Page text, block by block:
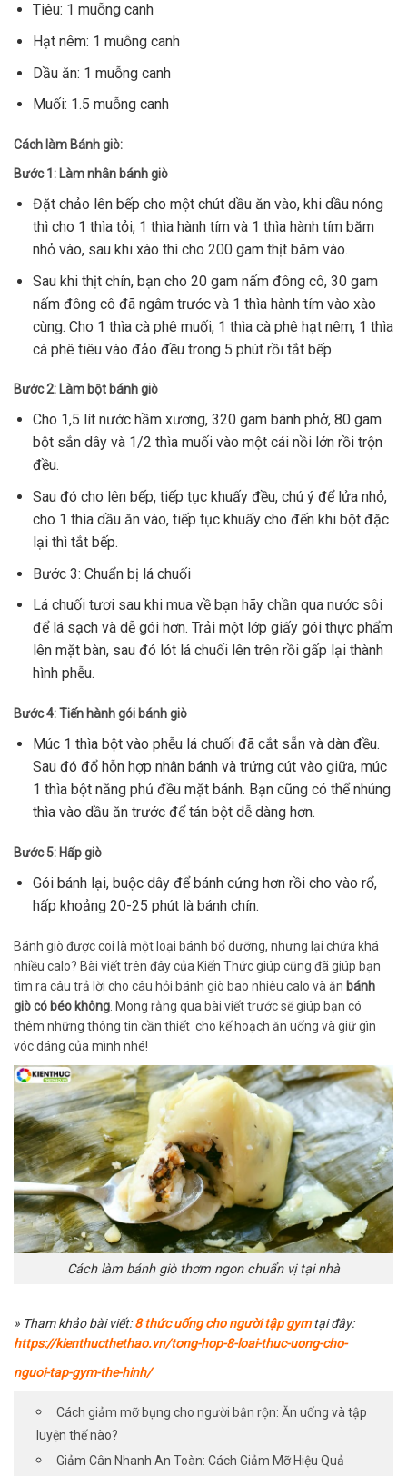
Tiêu: 1 muỗng canh
Hạt nêm: 1 muỗng canh
Dầu ăn: 1 muỗng canh
Muối: 1.5 muỗng canh
Cách làm Bánh giò:
Bước 1: Làm nhân bánh giò
Đặt chảo lên bếp cho một chút dầu ăn vào, khi dầu nóng
thì cho 1 thìa tỏi, 1 thìa hành tím và 1 thìa hành tím băm
nhỏ vào, sau khi xào thì cho 200 gam thịt băm vào.
Sau khi thịt chín, bạn cho 20 gam nấm đông cô, 30 gam
nấm đông cô đã ngâm trước và 1 thìa hành tím vào xào
cùng. Cho 1 thìa cà phê muối, 1 thìa cà phê hạt nêm, 1 thìa
cà phê tiêu vào đảo đều trong 5 phút rồi tắt bếp.
Bước 2: Làm bột bánh giò
Cho 1,5 lít nước hầm xương, 320 gam bánh phở, 80 gam
bột sắn dây và 1/2 thìa muối vào một cái nồi lớn rồi trộn
đều.
Sau đó cho lên bếp, tiếp tục khuấy đều, chú ý để lửa nhỏ,
cho 1 thìa dầu ăn vào, tiếp tục khuấy cho đến khi bột đặc
lại thì tắt bếp.
Bước 3: Chuẩn bị lá chuối
Lá chuối tươi sau khi mua về bạn hãy chần qua nước sôi
để lá sạch và dễ gói hơn. Trải một lớp giấy gói thực phẩm
lên mặt bàn, sau đó lót lá chuối lên trên rồi gấp lại thành
hình phễu.
Bước 4: Tiến hành gói bánh giò
Múc 1 thìa bột vào phễu lá chuối đã cắt sẵn và dàn đều.
Sau đó đổ hỗn hợp nhân bánh và trứng cút vào giữa, múc
1 thìa bột năng phủ đều mặt bánh. Bạn cũng có thể nhúng
thìa vào dầu ăn trước để tán bột dễ dàng hơn.
Bước 5: Hấp giò
Gói bánh lại, buộc dây để bánh cứng hơn rồi cho vào rổ,
hấp khoảng 20-25 phút là bánh chín.
Bánh giò được coi là một loại bánh bổ dưỡng, nhưng lại chứa khá
nhiều calo? Bài viết trên đây của Kiến Thức giúp cũng đã giúp bạn
tìm ra câu trả lời cho câu hỏi bánh giò bao nhiêu calo và ăn bánh
giò có béo không . Mong rằng qua bài viết trước sẽ giúp bạn có
thêm những thông tin cần thiết cho kế hoạch ăn uống và giữ gìn
vóc dáng của mình nhé!
Cách làm bánh giò thơm ngon chuẩn vị tại nhà
» Tham khảo bài viết:8thức uống cho người tập gym tại đây:
https://kienthucthethao.vn/tong-hop-8-loai-thuc-uong-cho-
nguoi-tap-gym-the-hinh/
Cách giảm mỡ bụng cho người bận rộn: Ăn uống và tập
luyện thế nào?
Giảm Cân Nhanh An Toàn: Cách Giảm Mỡ Hiệu Quả